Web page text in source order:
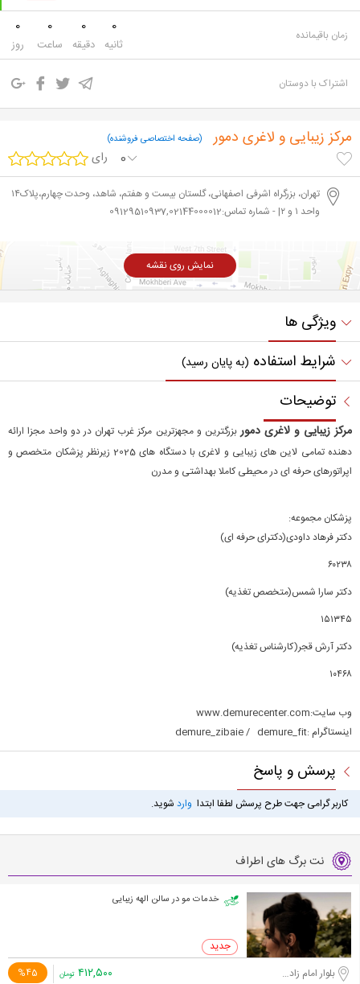
زمان باقیمانده 0
روز
0
ساعت
0
دقیقه
0
ثانیه
اشتراک با دوستان
مرکز زیبایی و لاغری دمور (صفحه اختصاصی فروشنده)
رای 0
تهران، بزرگراه اشرفی اصفهانی، گلستان بیست و هفتم، شاهد، وحدت چهارم،پلاک۱۴
واحد ۱ و ۲| - شماره تماس:09129510937,02144000012
نمایش روی نقشه
ویژگی ها
شرایط استفاده (به پایان رسید)
توضیحات
مرکز زیبایی و لاغری دموربزرگترین و مجهزترین مرکز غرب تهران در دو واحد مجزا ارائه
دهنده تمامی لاین های زیبایی و لاغری با دستگاه های 2025 زیرنظر پزشکان متخصص و
اپراتورهای حرفه ای در محیطی کاملا بهداشتی و مدرن
پزشکان مجموعه:
دکتر فرهاد داودی(دکترای حرفه ای)
۶۰۲۳۸
دکتر سارا شمس(متخصص تغذیه)
۱۵۱۳۴۵
دکتر آرش قجر(کارشناس تغذیه)
۱۰۴۶۸
وب سایت:www.demurecenter.com
اینستاگرام :demure_zibaie / demure_fit
پرسش و پاسخ
کاربر گرامی جهت طرح پرسش لطفا ابتدا وارد شوید.
نت برگ های اطراف
خدمات مو در سالن الهه زیبایی
بلوار امام زاده حسن %45 ۴۱۲,۵۰۰ تومان